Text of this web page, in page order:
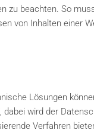
zu beachten. So
von Inhalten einer
Lösungen
dabei wird der
Verfahren